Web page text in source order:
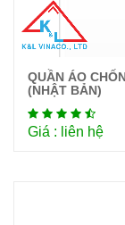
QUẦN ÁO
(NHẬT BẢN)
Giá : liên hệ